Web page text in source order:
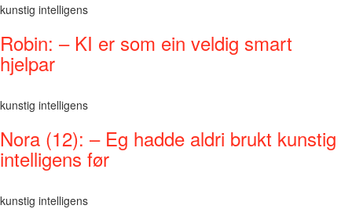
kunstig intelligens
Robin: – KI er som ein veldig smart
hjelpar
kunstig intelligens
Nora (12): – Eg hadde aldri brukt kunstig
intelligens før
kunstig intelligens